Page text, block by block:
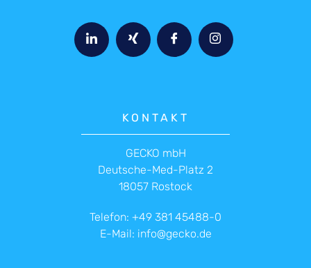
KONTAKT
GECKO mbH
Deutsche-Med-Platz 2
18057 Rostock
Telefon: +49 381 45488-0
E-Mail: info@gecko.de